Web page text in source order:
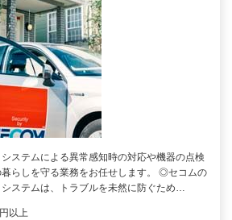
ステムによる異常感知時の対応や機器の点検
らしを守る業務をお任せします。 ◎セコムの
ステムは、トラブルを未然に防ぐため…
以上